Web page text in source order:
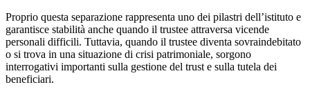
Proprio questa separazione rappresenta uno dei pilastri dell’istituto e
garantisce stabilità anche quando il trustee attraversa vicende
personali difficili. Tuttavia, quando il trustee diventa sovraindebitato
o si trova in una situazione di crisi patrimoniale, sorgono
interrogativi importanti sulla gestione del trust e sulla tutela dei
beneficiari.